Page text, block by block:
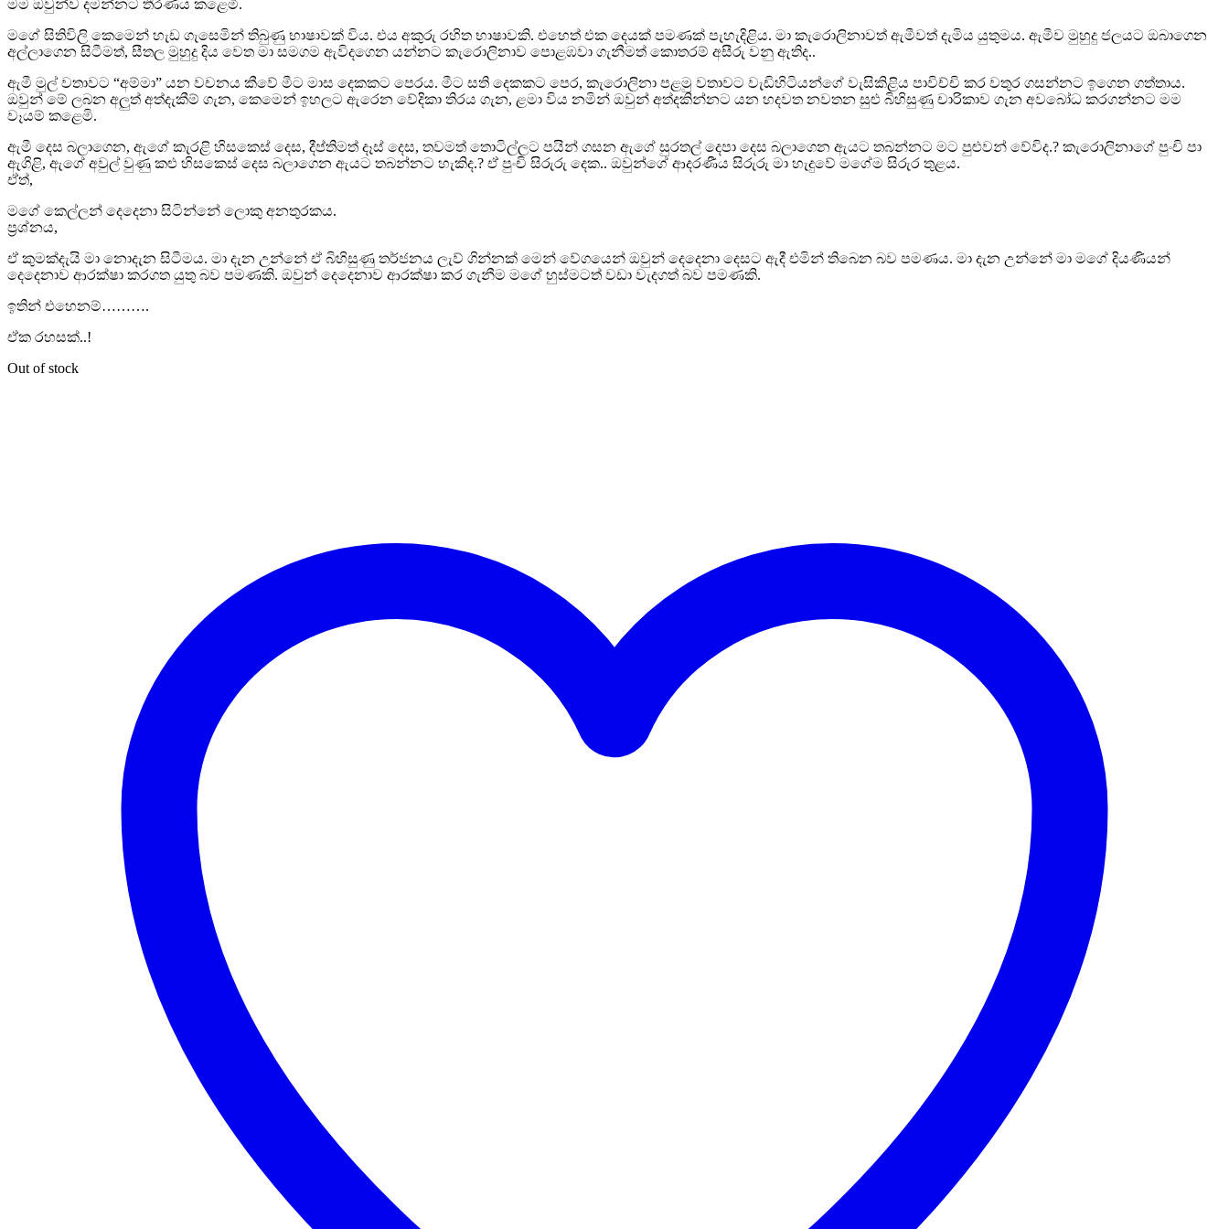
මම ඔවුන්ව දමන්නට තීරණය කළෙමි.
මගේ සිතිවිලි කෙමෙන් හැඩ ගැසෙමින් තිබුණු භාෂාවක් විය. එය අකුරු රහිත භාෂාවකි. එහෙත් එක දෙයක් පමණක් පැහැදිළිය. මා කැරොලිනාවත් ඇමීවත් දැමිය යුතුමය. ඇමීව මුහුදු ජලයට ඔබාගෙන
අල්ලාගෙන සිටීමත්, සීතල මුහුදු දිය වෙත මා සමගම ඇවිදගෙන යන්නට කැරොලිනාව පොළඹවා ගැනීමත් කොතරම් අසීරු වනු ඇතිද..
ඇමී මුල් වතාවට “අම්මා” යන වචනය කීවේ මීට මාස දෙකකට පෙරය. මීට සති දෙකකට පෙර, කැරොලිනා පළමු වතාවට වැඩිහිටියන්ගේ වැසිකිළිය පාවිච්චි කර වතුර ගසන්නට ඉගෙන ගත්තාය.
ඔවුන් මේ ලබන අලුත් අත්දැකීම් ගැන, කෙමෙන් ඉහලට ඇරෙන වේදිකා තිරය ගැන, ළමා විය නමින් ඔවුන් අත්දකින්නට යන හදවත නවතන සුළු බිහිසුණු චාරිකාව ගැන අවබෝධ කරගන්නට මම
වෑයම් කළෙමි.
ඇමී දෙස බලාගෙන, ඇගේ කැරළි හිසකෙස් දෙස, දීප්තිමත් දෑස් දෙස, තවමත් තොටිල්ලට පයින් ගසන ඇගේ සුරතල් දෙපා දෙස බලාගෙන ඇයට තබන්නට මට පුළුවන් වේවිද.? කැරොලිනාගේ පුංචි පා
ඇගිළි, ඇගේ අවුල් වුණු කළු හිසකෙස් දෙස බලාගෙන ඇයට තබන්නට හැකිද.? ඒ පුංචි සිරුරු දෙක.. ඔවුන්ගේ ආදරණීය සිරුරු මා හැදුවේ මගේම සිරුර තුළය.
ඒත්,
මගේ කෙල්ලන් දෙදෙනා සිටින්නේ ලොකු අනතුරකය.
ප්‍රශ්නය,
ඒ කුමක්දැයි මා නොදැන සිටීමය. මා දැන උන්නේ ඒ බිහිසුණු තර්ජනය ලැව් ගින්නක් මෙන් වේගයෙන් ඔවුන් දෙදෙනා දෙසට ඇදී එමින් තිබෙන බව පමණය. මා දැන උන්නේ මා මගේ දියණියන්
දෙදෙනාව ආරක්ෂා කරගත යුතු බව පමණකි. ඔවුන් දෙදෙනාව ආරක්ෂා කර ගැනීම මගේ හුස්මටත් වඩා වැදගත් බව පමණකි.
ඉතින් එහෙනම්……….
ඒක රහසක්..!
Out of stock